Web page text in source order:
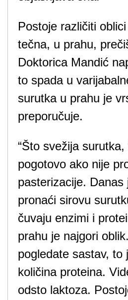
Postoje različiti
tečna, u prahu,
Doktorica Mandić
to spada u
surutka u prahu je
preporučuje.
“Što svežija surutka,
pogotovo ako nije
pasterizacije. Danas
pronaći sirovu
čuvaju enzimi i
prahu je najgori
pogledate sastav, to
količina proteina.
odsto laktoza.